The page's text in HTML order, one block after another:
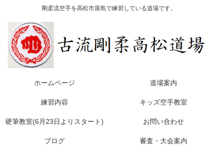
剛柔流空手を高松市屋島で練習している道場です。
ホームページ 道場案内
練習内容 キッズ空手教室
硬筆教室(6月23日よりスタート) お問い合わせ
ブログ 審査・大会案内